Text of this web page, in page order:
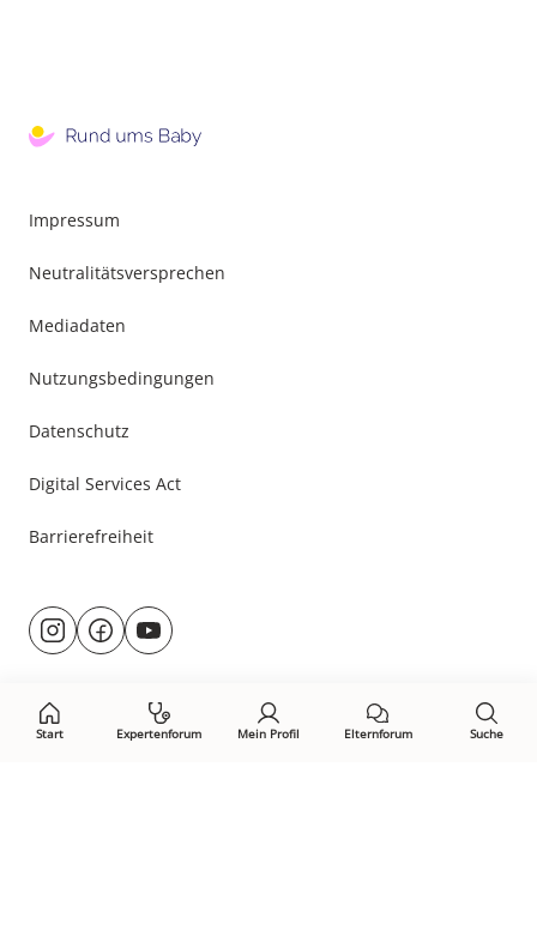
Start Expertenforum Mein Profil Elternforum Suche
Impressum
Neutralitätsversprechen
Mediadaten
Nutzungsbedingungen
Datenschutz
Digital Services Act
Barrierefreiheit
Besuche
uns@rund.ums.baby
facebook.com/rundumsbaby.de
youtube.com/@rundumsbaby_